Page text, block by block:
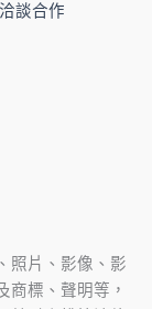
談合作
照片、影像、影
商標、聲明等，